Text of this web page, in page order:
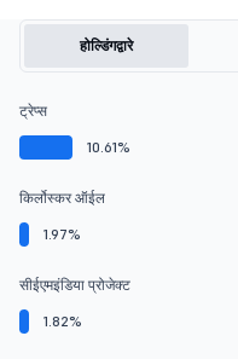
होल्डिंगद्वारे
ट्रेप्स
10.61%
किर्लोस्कर ऑईल
1.97%
सीईएमइंडिया प्रोजेक्ट
1.82%